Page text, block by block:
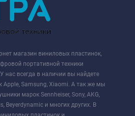
магазин виниловых пластинок,
портативной техники
нас всегда в наличии вы найдете
Samsung, Xiaomi. А так же мы
марок Sennheiser, Sony, AKG,
Beyerdynamic и многих других. В